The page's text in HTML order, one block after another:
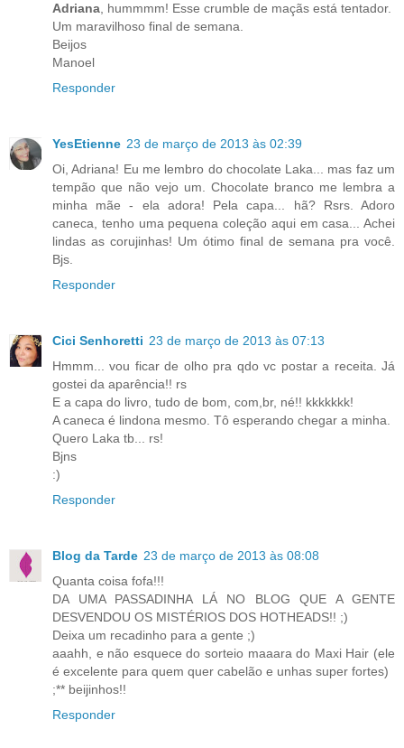
Adriana, hummmm! Esse crumble de maçãs está tentador.
Um maravilhoso final de semana.
Beijos
Manoel
Responder
YesEtienne 23 de março de 2013 às 02:39
Oi, Adriana! Eu me lembro do chocolate Laka... mas faz um
tempão que não vejo um. Chocolate branco me lembra a
minha mãe - ela adora! Pela capa... hã? Rsrs. Adoro
caneca, tenho uma pequena coleção aqui em casa... Achei
lindas as corujinhas! Um ótimo final de semana pra você.
Bjs.
Responder
Cici Senhoretti 23 de março de 2013 às 07:13
Hmmm... vou ficar de olho pra qdo vc postar a receita. Já
gostei da aparência!! rs
E a capa do livro, tudo de bom, com,br, né!! kkkkkkk!
A caneca é lindona mesmo. Tô esperando chegar a minha.
Quero Laka tb... rs!
Bjns
:)
Responder
Blog da Tarde 23 de março de 2013 às 08:08
Quanta coisa fofa!!!
DA UMA PASSADINHA LÁ NO BLOG QUE A GENTE
DESVENDOU OS MISTÉRIOS DOS HOTHEADS!! ;)
Deixa um recadinho para a gente ;)
aaahh, e não esquece do sorteio maaara do Maxi Hair (ele
é excelente para quem quer cabelão e unhas super fortes)
;** beijinhos!!
Responder